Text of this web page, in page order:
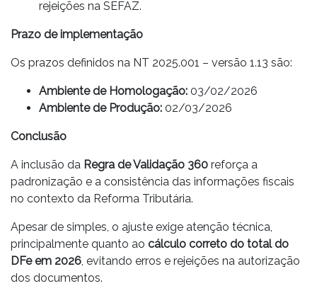
rejeições na SEFAZ.
Prazo de implementação
Os prazos definidos na NT 2025.001 – versão 1.13 são:
Ambiente de Homologação: 03/02/2026
Ambiente de Produção: 02/03/2026
Conclusão
A inclusão da Regra de Validação 360 reforça a
padronização e a consistência das informações fiscais
no contexto da Reforma Tributária.
Apesar de simples, o ajuste exige atenção técnica,
principalmente quanto ao cálculo correto do total do
DFe em 2026, evitando erros e rejeições na autorização
dos documentos.